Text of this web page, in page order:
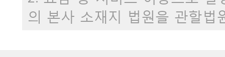
의 본사 소재지 법원을 관할법